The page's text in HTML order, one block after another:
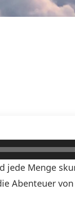
Menge
Abenteuer